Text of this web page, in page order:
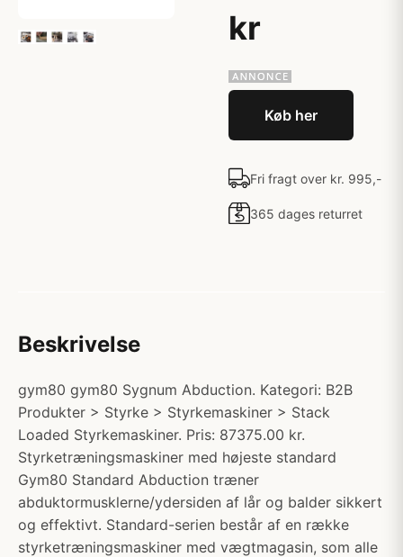
kr
Køb her
Fri fragt over kr. 995,-
365 dages returret
Beskrivelse
gym80 gym80 Sygnum Abduction. Kategori: B2B
Produkter > Styrke > Styrkemaskiner > Stack
Loaded Styrkemaskiner. Pris: 87375.00 kr.
Styrketræningsmaskiner med højeste standard
Gym80 Standard Abduction træner
abduktormusklerne/ydersiden af lår og balder sikkert
og effektivt. Standard-serien består af en række
styrketræningsmaskiner med vægtmagasin, som alle